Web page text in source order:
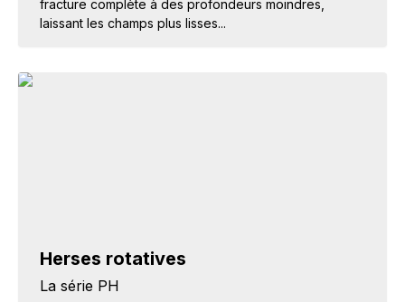
fracture complète à des profondeurs moindres,
laissant les champs plus lisses...
Herses rotatives
La série PH